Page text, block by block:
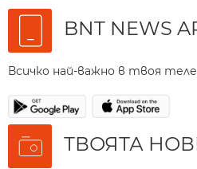
BNT NEWS
Всичко най-важно в твоя
ТВОЯТА